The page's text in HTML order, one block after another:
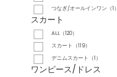
つなぎ/オールインワン（1）
スカート
ALL（120）
スカート（119）
デニムスカート（1）
ワンピース/ドレス